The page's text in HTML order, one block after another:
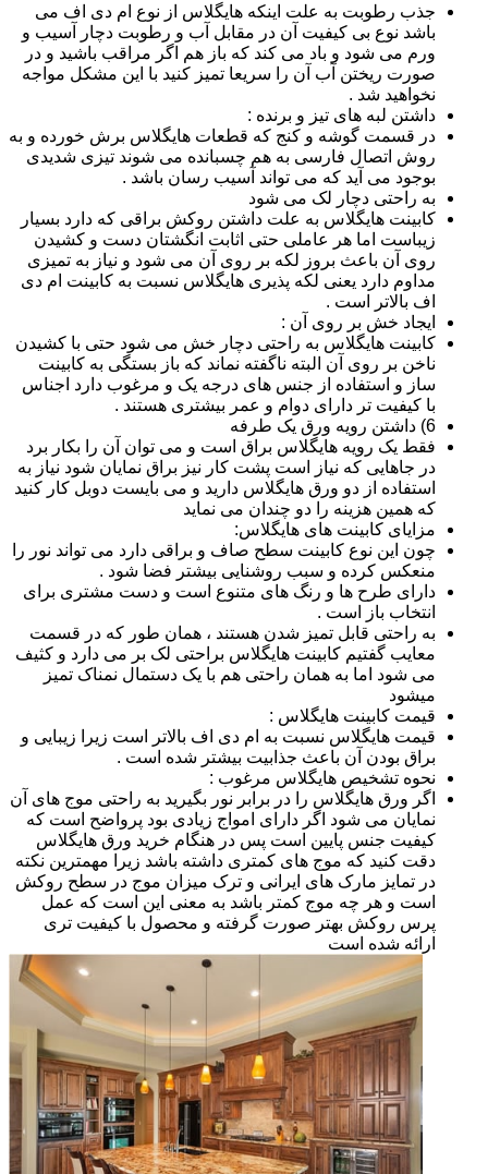
جذب رطوبت به علت اینکه هایگلاس از نوع ام دی اف می
باشد نوع بی کیفیت آن در مقابل آب و رطوبت دچار آسیب و
ورم می شود و باد می کند که باز هم اگر مراقب باشید و در
صورت ریختن آب آن را سریعا تمیز کنید با این مشکل مواجه
نخواهید شد .
داشتن لبه های تیز و برنده :
در قسمت گوشه و کنج که قطعات هایگلاس برش خورده و به
روش اتصال فارسی به هم چسبانده می شوند تیزی شدیدی
بوجود می آید که می تواند آسیب رسان باشد .
به راحتی دچار لک می شود
کابینت هایگلاس به علت داشتن روکش براقی که دارد بسیار
زیباست اما هر عاملی حتی اثابت انگشتان دست و کشیدن
روی آن باعث بروز لکه بر روی آن می شود و نیاز به تمیزی
مداوم دارد یعنی لکه پذیری هایگلاس نسبت به کابینت ام دی
اف بالاتر است .
ایجاد خش بر روی آن :
کابینت هایگلاس به راحتی دچار خش می شود حتی با کشیدن
ناخن بر روی آن البته ناگفته نماند که باز بستگی به کابینت
ساز و استفاده از جنس های درجه یک و مرغوب دارد اجناس
با کیفیت تر دارای دوام و عمر بیشتری هستند .
6) داشتن رویه ورق یک طرفه
فقط یک رویه هایگلاس براق است و می توان آن را بکار برد
در جاهایی که نیاز است پشت کار نیز براق نمایان شود نیاز به
استفاده از دو ورق هایگلاس دارید و می بایست دوبل کار کنید
که همین هزینه را دو چندان می نماید
مزایای کابینت های هایگلاس:
چون این نوع کابینت سطح صاف و براقی دارد می تواند نور را
منعکس کرده و سبب روشنایی بیشتر فضا شود .
دارای طرح ها و رنگ های متنوع است و دست مشتری برای
انتخاب باز است .
به راحتی قابل تمیز شدن هستند ، همان طور که در قسمت
معایب گفتیم کابینت هایگلاس براحتی لک بر می دارد و کثیف
می شود اما به همان راحتی هم با یک دستمال نمناک تمیز
میشود
قیمت کابینت هایگلاس :
قیمت هایگلاس نسبت به ام دی اف بالاتر است زیرا زیبایی و
براق بودن آن باعث جذابیت بیشتر شده است .
نحوه تشخیص هایگلاس مرغوب :
اگر ورق هایگلاس را در برابر نور بگیرید به راحتی موج های آن
نمایان می شود اگر دارای امواج زیادی بود پرواضح است که
کیفیت جنس پایین است پس در هنگام خرید ورق هایگلاس
دقت کنید که موج های کمتری داشته باشد زیرا مهمترین نکته
در تمایز مارک های ایرانی و ترک میزان موج در سطح روکش
است و هر چه موج کمتر باشد به معنی این است که عمل
پرس روکش بهتر صورت گرفته و محصول با کیفیت تری
ارائه شده است